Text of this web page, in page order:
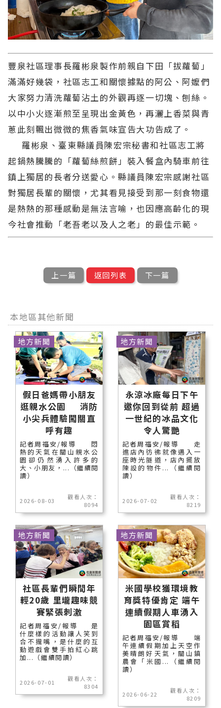
豐泉社區理事長羅彬泉製作前親自下田「拔蘿蔔」
滿滿好幾袋，社區志工和關懷據點的阿公、阿嬤們
大家努力清洗蘿蔔沾土的外觀再逐一切塊、刨絲。
以中小火逐漸煎至呈現出金黃色，再灑上香菜與青
蔥此刻飄出微微的焦香氣味宣告大功告成了。
羅彬泉、臺東縣議員陳宏宗秘書和社區志工將
起鍋熱騰騰的「蘿蔔絲煎餅」裝入餐盒內騎車前往
鎮上獨居的長者分送愛心。縣議員陳宏宗感謝社區
對獨居長輩的關懷，尤其看見接受到那一刻食物還
是熱熱的那種感動是無法言喻，也因應高齡化的現
今社會推動「老吾老以及人之老」的最佳示範。
上一篇 返回列表 下一篇
本地區其他新聞
假日爸媽帶小朋友
逛親水公園 消防
小尖兵體驗闖關直
呼有趣
記者周福安/報導 悶
熱的天氣在關山親水公
園卻仍然湧入許多的
大、小朋友，...（繼續閱
讀）
2026-08-03
觀看人次：
8094
地方新聞
永涼冰廠每日下午
邀你回到從前 超過
一世紀的冰品文化
令人驚艷
記者周福安/報導 走
進店內彷彿就像邁入一
座時光隧道，店內擺放
陳設的物件...（繼續閱
讀）
2026-07-02
觀看人次：
8219
地方新聞
社區長輩們瞬間年
輕20歲 里壠趣味競
賽緊張刺激
記者周福安/報導 是
什麼樣的活動讓人笑到
合不攏嘴，是什麼的互
動遊戲會雙手拍紅心跳
加...（繼續閱讀）
2026-07-01
觀看人次：
8304
地方新聞
米國學校獲環境教
育獎特優肯定 端午
連續假期人車湧入
園區賞稻
記者周福安/報導 端
午連續假期加上天空作
美晴朗好天氣，關山鎮
農會「米國...（繼續閱
讀）
2026-06-22
觀看人次：
8209
地方新聞